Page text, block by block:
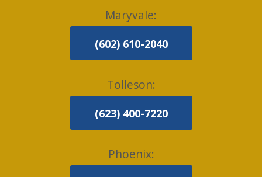
Maryvale:
(602) 610-2040
Tolleson:
(623) 400-7220
Phoenix: